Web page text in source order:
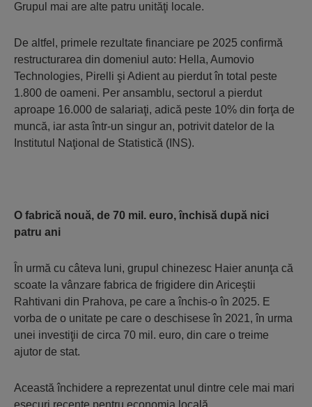
Grupul mai are alte patru unităţi locale.
De altfel, primele rezultate financiare pe 2025 confirmă
restructurarea din domeniul auto: Hella, Aumovio
Technologies, Pirelli şi Adient au pierdut în total peste
1.800 de oameni. Per ansamblu, sectorul a pierdut
aproape 16.000 de salariaţi, adică peste 10% din forţa de
muncă, iar asta într-un singur an, potrivit datelor de la
Institutul Naţional de Statistică (INS).
O fabrică nouă, de 70 mil. euro, închisă după nici
patru ani
În urmă cu câteva luni, grupul chinezesc Haier anunţa că
scoate la vânzare fabrica de frigidere din Ariceştii
Rahtivani din Prahova, pe care a închis-o în 2025. E
vorba de o unitate pe care o deschisese în 2021, în urma
unei investiţii de circa 70 mil. euro, din care o treime
ajutor de stat.
Această închidere a reprezentat unul dintre cele mai mari
eşecuri recente pentru economia locală.